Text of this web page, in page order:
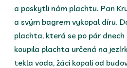
a poskytli nám plachtu. Pan
a svým bagrem vykopal díru.
plachta, která se po pár
koupila plachta určená na
tekla voda, žáci kopali od